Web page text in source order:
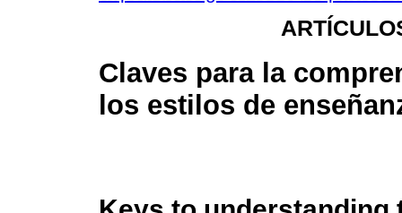
Claves para la
los estilos de